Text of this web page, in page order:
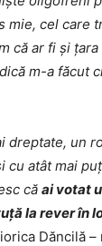
mie, cel care
că ar fi și
m-a făcut
dreptate, un
cu atât mai
că ai votat
la rever în
Dăncilă –